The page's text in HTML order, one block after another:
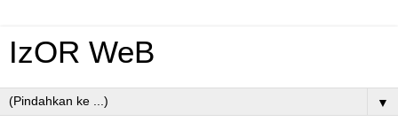
IzOR WeB
▼